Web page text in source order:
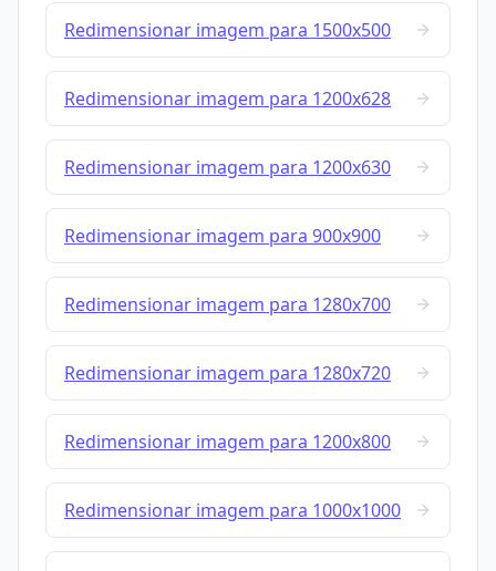
Redimensionar imagem para 1500x500
Redimensionar imagem para 1200x628
Redimensionar imagem para 1200x630
Redimensionar imagem para 900x900
Redimensionar imagem para 1280x700
Redimensionar imagem para 1280x720
Redimensionar imagem para 1200x800
Redimensionar imagem para 1000x1000